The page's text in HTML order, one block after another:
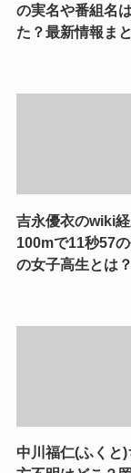
の実名や番組名
た？最新情報ま
吉永優衣のwiki
100mで11秒57
の女子高生とは？
中川福仁(ふくと